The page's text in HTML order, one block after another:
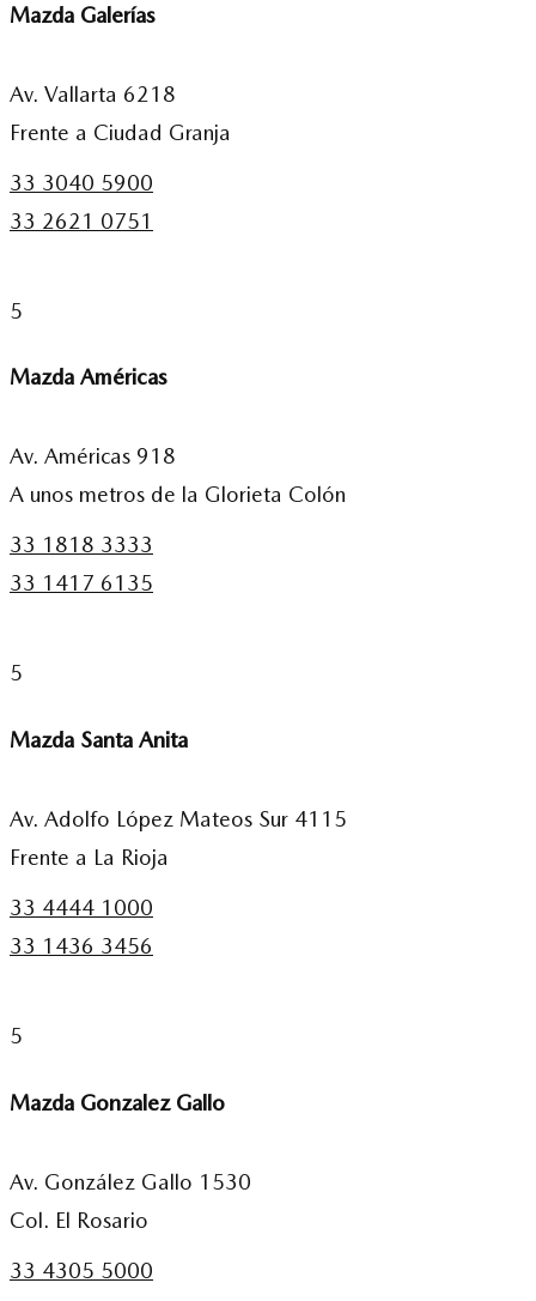
Mazda Galerías
Av. Vallarta 6218
Frente a Ciudad Granja
33 3040 5900
33 2621 0751
5
Mazda Américas
Av. Américas 918
A unos metros de la Glorieta Colón
33 1818 3333
33 1417 6135
5
Mazda Santa Anita
Av. Adolfo López Mateos Sur 4115
Frente a La Rioja
33 4444 1000
33 1436 3456
5
Mazda Gonzalez Gallo
Av. González Gallo 1530
Col. El Rosario
33 4305 5000